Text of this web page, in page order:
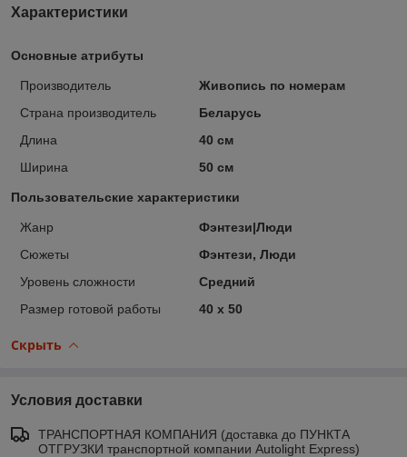
Характеристики
Основные атрибуты
Производитель
Живопись по номерам
Страна производитель
Беларусь
Длина
40 см
Ширина
50 см
Пользовательские характеристики
Жанр
Фэнтези|Люди
Сюжеты
Фэнтези, Люди
Уровень сложности
Средний
Размер готовой работы
40 x 50
Скрыть
Условия доставки
ТРАНСПОРТНАЯ КОМПАНИЯ (доставка до ПУНКТА
ОТГРУЗКИ транспортной компании Autolight Express)